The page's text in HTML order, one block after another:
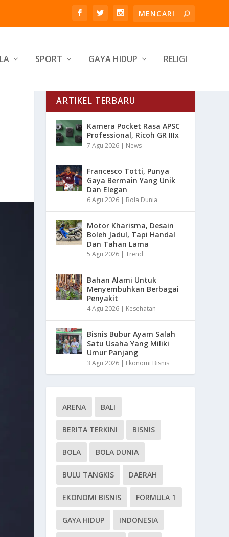
SPORT GAYA HIDUP RELIGI
ARTIKEL TERBARU
Kamera Pocket Rasa APSC
Professional, Ricoh GR IIIx
7 Agu 2026 | News
Francesco Totti, Punya
Gaya Bermain Yang Unik
Dan Elegan
6 Agu 2026 | Bola Dunia
Motor Kharisma, Desain
Boleh Jadul, Tapi Handal
Dan Tahan Lama
5 Agu 2026 |Trend
Bahan Alami Untuk
Menyembuhkan Berbagai
Penyakit
4 Agu 2026 | Kesehatan
Bisnis Bubur Ayam Salah
Satu Usaha Yang Miliki
Umur Panjang
3 Agu 2026 | Ekonomi Bisnis
ARENA BALI
BERITA TERKINI BISNIS
BOLA BOLA DUNIA
BULU TANGKIS DAERAH
EKONOMI BISNIS FORMULA 1
GAYA HIDUP INDONESIA